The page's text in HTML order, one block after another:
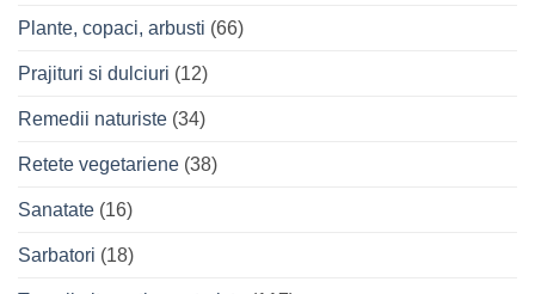
Plante, copaci, arbusti (66)
Prajituri si dulciuri (12)
Remedii naturiste (34)
Retete vegetariene (38)
Sanatate (16)
Sarbatori (18)